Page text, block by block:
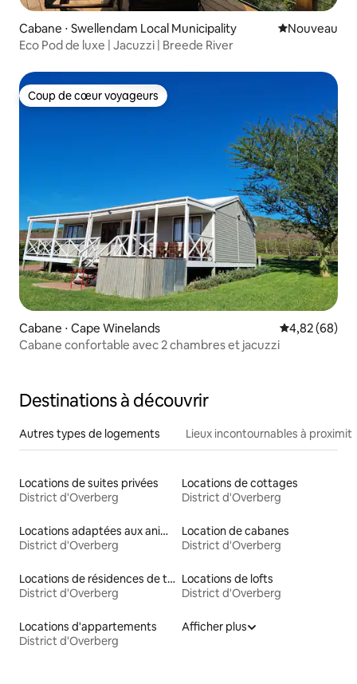
Cabane ⋅ Swellendam Local Municipality Nouvel
Nouveau
Eco Pod de luxe | Jacuzzi | Breede River
Coup de cœur voyageurs
Coup de cœur voyageurs
Cabane ⋅ Cape Winelands Évaluation
4,82 (68)
Cabane confortable avec 2 chambres et jacuzzi
Destinations à découvrir
Autres types de logements Lieux incontournables à
Locations de suites privées
District d'Overberg
Locations de cottages
District d'Overberg
Locations adaptées aux animaux
District d'Overberg
Location de cabanes
District d'Overberg
Locations de résidences de tourisme
District d'Overberg
Locations de lofts
District d'Overberg
Locations d'appartements
District d'Overberg
Afficher plus